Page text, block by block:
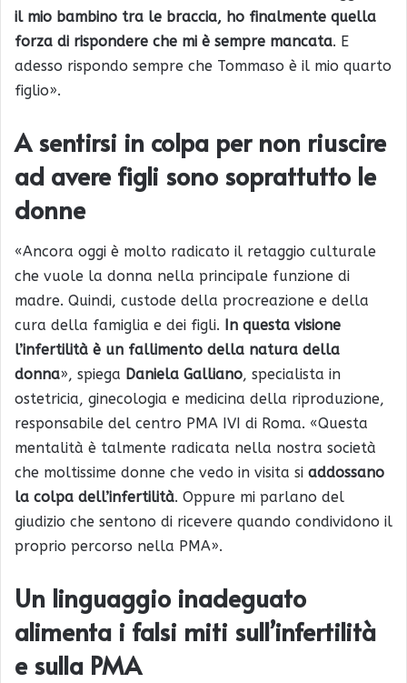
il mio bambino tra le braccia, ho finalmente quella
forza di rispondere che mi è sempre mancata. E
adesso rispondo sempre che Tommaso è il mio quarto
figlio».
A sentirsi in colpa per non riuscire
ad avere figli sono soprattutto le
donne
«Ancora oggi è molto radicato il retaggio culturale
che vuole la donna nella principale funzione di
madre. Quindi, custode della procreazione e della
cura della famiglia e dei figli. In questa visione
l’infertilità è un fallimento della natura della
donna», spiega Daniela Galliano, specialista in
ostetricia, ginecologia e medicina della riproduzione,
responsabile del centro PMA IVI di Roma. «Questa
mentalità è talmente radicata nella nostra società
che moltissime donne che vedo in visita si addossano
la colpa dell’infertilità. Oppure mi parlano del
giudizio che sentono di ricevere quando condividono il
proprio percorso nella PMA».
Un linguaggio inadeguato
alimenta i falsi miti sull’infertilità
e sulla PMA